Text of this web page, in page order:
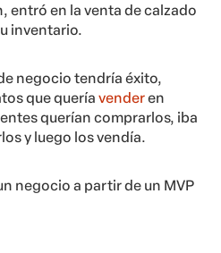
entró en la venta de calzado
inventario.
negocio tendría éxito,
que quería venderen
querían comprarlos, iba
y luego los vendía.
negocio a partir de un MVP